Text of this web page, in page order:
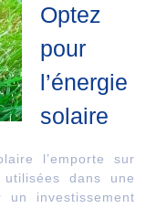
Optez
pour
l’énergie
solaire
l’emporte sur
dans une
investissement